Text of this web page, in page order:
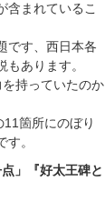
含まれているこ
です、西日本各
あります。
持っていたのか
箇所にのぼり
。
」『好太王碑と